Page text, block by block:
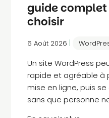
guide
choisir
6 Août 2026
Un site WordPress
rapide et agréable à
mise en ligne, puis
sans que personne